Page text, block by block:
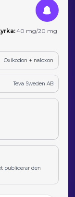
40 mg/20 mg
Oxikodon + naloxon
Teva Sweden AB
publicerar den